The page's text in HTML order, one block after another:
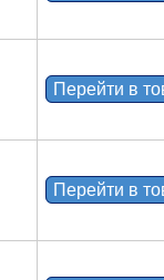
Перейти в
Перейти в